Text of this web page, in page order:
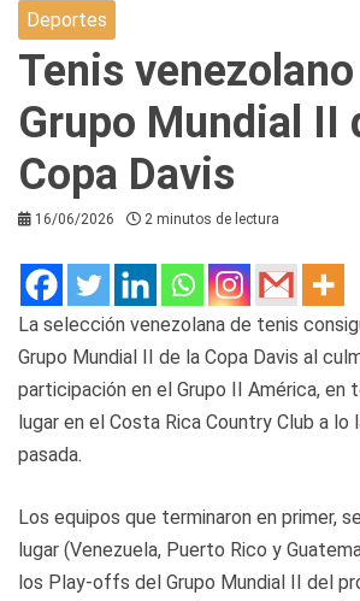
Deportes
Tenis
Grupo Mundial II
Copa Davis
16/06/2026 2 minutos de lectura
La selección venezolana de tenis
Grupo Mundial II de la Copa Davis al
participación en el Grupo II América, en
lugar en el Costa Rica Country Club a lo
pasada.
Los equipos que terminaron en primer,
lugar (Venezuela, Puerto Rico y
los Play-offs del Grupo Mundial II del